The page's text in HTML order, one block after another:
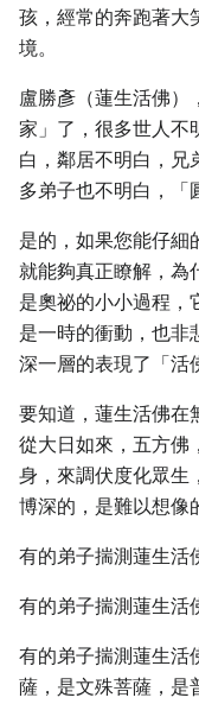
孩，經常的奔跑著大
境。
盧勝彥（蓮生活佛）
家」了，很多世人不
白，鄰居不明白，兄
多弟子也不明白，「
是的，如果您能仔細
就能夠真正瞭解，為
是奧祕的小小過程，
是一時的衝動，也非
深一層的表現了「活
要知道，蓮生活佛在
從大日如來，五方佛
身，來調伏度化眾生
博深的，是難以想像
有的弟子揣測蓮生活
有的弟子揣測蓮生活
有的弟子揣測蓮生活
薩，是文殊菩薩，是